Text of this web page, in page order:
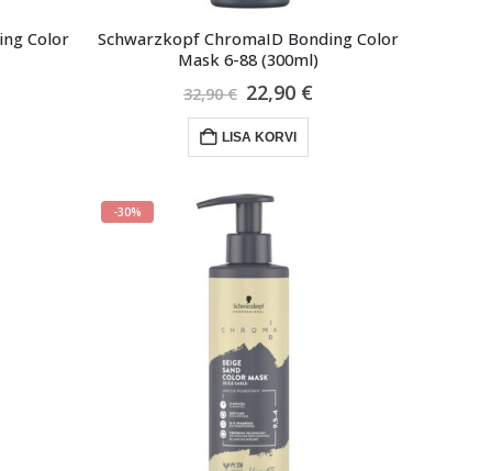
Color
Schwarzkopf ChromaID Bonding Color
Mask 6-88 (300ml)
32,90€ Algne
hind
oli:
32,90 €.
22,90 €Praegune
LISA KORVI
-30%